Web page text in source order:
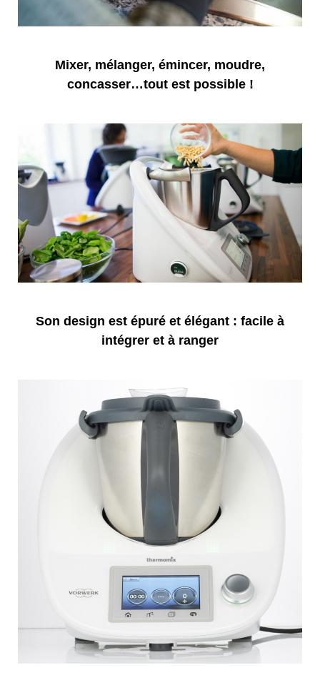
Mixer, mélanger, émincer, moudre,
concasser…tout est possible !
Son design est épuré et élégant : facile à
intégrer et à ranger